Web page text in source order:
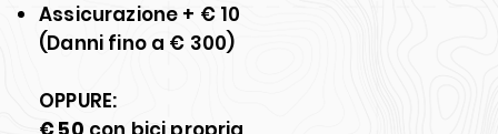
Assicurazione + € 10
(Danni fino a € 300)
OPPURE: